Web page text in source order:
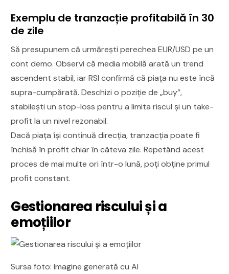
Exemplu de tranzacție profitabilă în 30
de zile
Să presupunem că urmărești perechea EUR/USD pe un
cont demo. Observi că media mobilă arată un trend
ascendent stabil, iar RSI confirmă că piața nu este încă
supra-cumpărată. Deschizi o poziție de „buy”,
stabilești un stop-loss pentru a limita riscul și un take-
profit la un nivel rezonabil.
Dacă piața își continuă direcția, tranzacția poate fi
închisă în profit chiar în câteva zile. Repetând acest
proces de mai multe ori într-o lună, poți obține primul
profit constant.
Gestionarea riscului și a
emoțiilor
Sursa foto: Imagine generată cu AI